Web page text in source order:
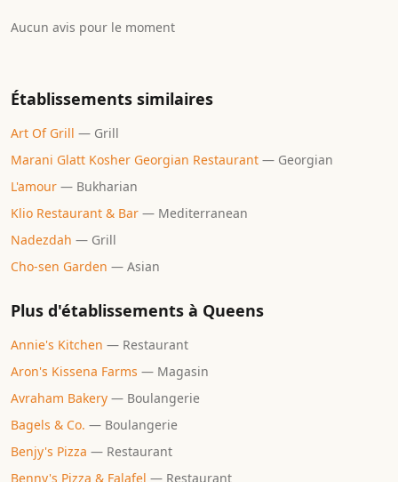
Aucun avis pour le moment
Établissements similaires
Art Of Grill — Grill
Marani Glatt Kosher Georgian Restaurant — Georgian
L'amour — Bukharian
Klio Restaurant & Bar — Mediterranean
Nadezdah — Grill
Cho-sen Garden — Asian
Plus d'établissements à Queens
Annie's Kitchen — Restaurant
Aron's Kissena Farms — Magasin
Avraham Bakery — Boulangerie
Bagels & Co. — Boulangerie
Benjy's Pizza — Restaurant
Benny's Pizza & Falafel — Restaurant